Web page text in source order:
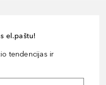
el.paštu!
tendencijas ir